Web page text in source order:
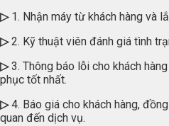
▷ 1. Nhận máy từ khách hàng và
▷2. Kỹ thuật viên đánh giá tình
▷3. Thông báo lỗi cho khách
phục tốt nhất.
▷4. Báo giá cho khách hàng,
quan đến dịch vụ.